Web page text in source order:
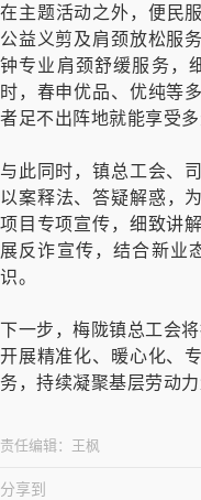
在主题活动之外，便民
公益义剪及肩颈放松服
钟专业肩颈舒缓服务，
时，春申优品、优纯等
者足不出阵地就能享受多
与此同时，镇总工会、
以案释法、答疑解惑，
项目专项宣传，细致讲
展反诈宣传，结合新业
识。
下一步，梅陇镇总工会
开展精准化、暖心化、
务，持续凝聚基层劳动
责任编辑： 王枫
分享到